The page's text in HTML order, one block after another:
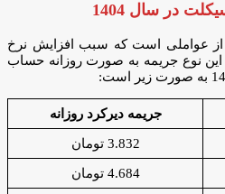
در سال 1404
از عواملی است که سبب افزایش نرخ
نوع جریمه به صورت روزانه حساب
جریمه دیرکرد روزانه
3.832 تومان
4.684 تومان